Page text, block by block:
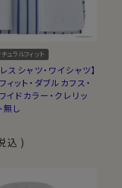
ュラルフィット
レスシャツ・ワイシャツ】
ィット・ダブルカフス・
イドカラー・クレリッ
無し
込